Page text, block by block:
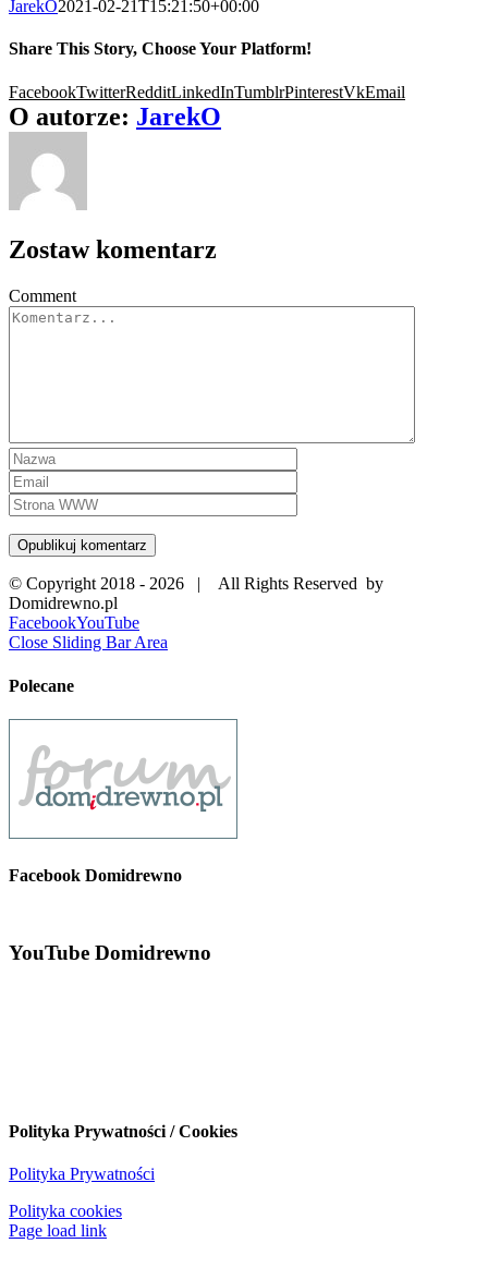
JarekO2021-02-21T15:21:50+00:00
Share This Story, Choose Your Platform!
FacebookTwitterRedditLinkedInTumblrPinterestVkEmail
O autorze: JarekO
Zostaw komentarz
Comment
© Copyright 2018 - 2026 | All Rights Reserved by
Domidrewno.pl
FacebookYouTube
Close Sliding Bar Area
Polecane
Facebook Domidrewno
YouTube Domidrewno
Polityka Prywatności / Cookies
Polityka Prywatności
Polityka cookies
Page load link